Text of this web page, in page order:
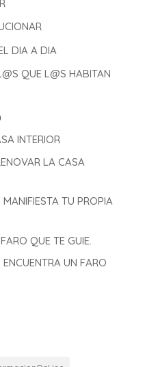
DIA A DIA
QUE L@S HABITAN
INTERIOR
LA CASA
MANIFIESTA TU PROPIA
QUE TE GUIE.
ENCUENTRA UN FARO